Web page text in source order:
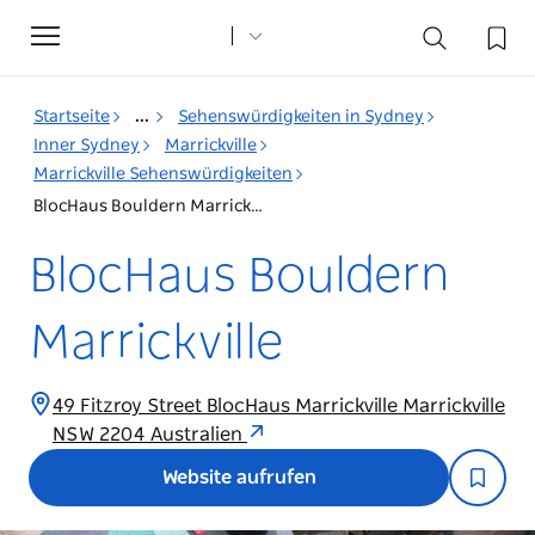
Toggle
navigation
Startseite ...
Sehenswürdigkeiten in Sydney
Inner Sydney
Marrickville
Marrickville Sehenswürdigkeiten
BlocHaus Bouldern Marrickville
BlocHaus Bouldern
Marrickville
49 Fitzroy Street BlocHaus Marrickville Marrickville
NSW 2204 Australien
Website aufrufen